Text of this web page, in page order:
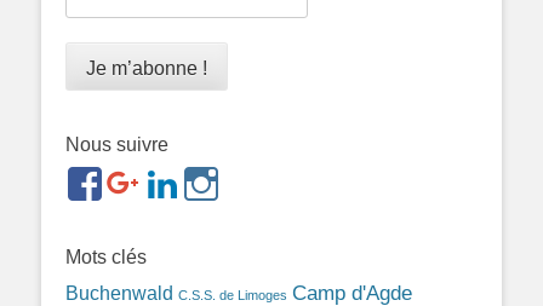
Nous suivre
https://www.facebook.com/groups/
ref=br_rs
https://plus.google.com/b/
https://www.linkedin.com/in/gigi-
bonin-
Mots clés
Buchenwald C.S.S. de Limoges Camp d'Agde